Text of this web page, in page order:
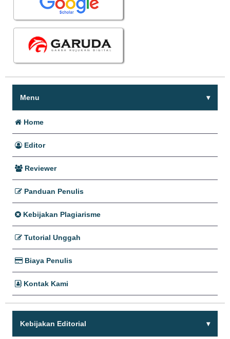
Menu
Home
Editor
Reviewer
Panduan Penulis
Kebijakan Plagiarisme
Tutorial Unggah
Biaya Penulis
Kontak Kami
Kebijakan Editorial